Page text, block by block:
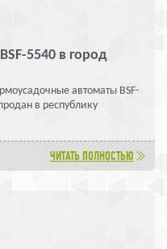
5540 в город
автоматы BSF-
в республику
ЧИТАТЬ ПОЛНОСТЬЮ